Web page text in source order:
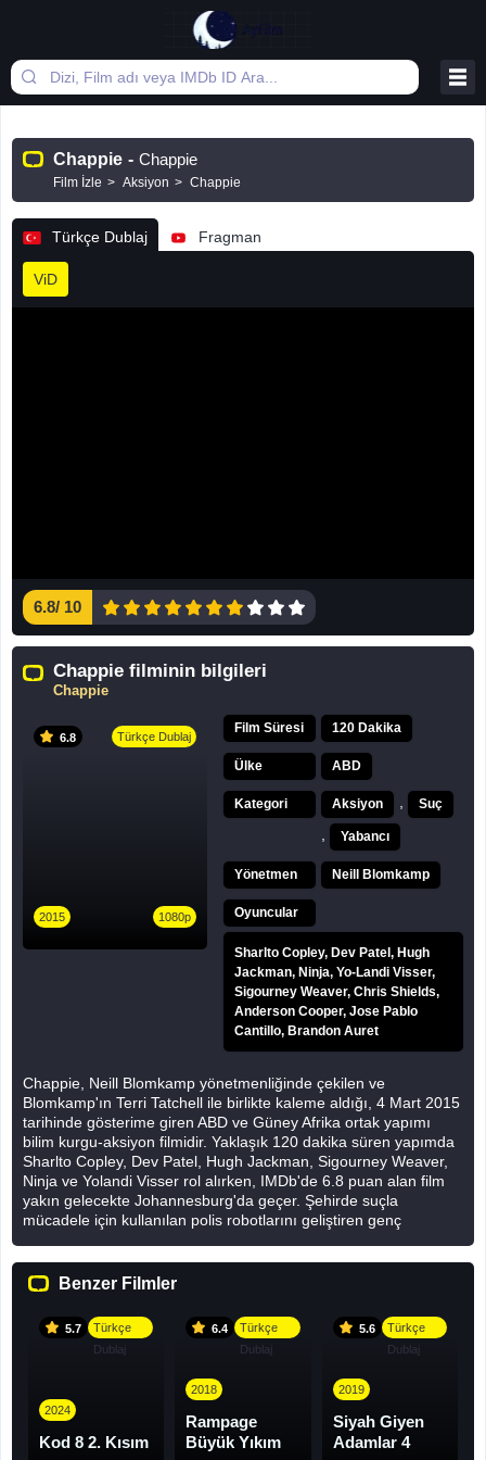
Chappie - Chappie
Film İzle Aksiyon Chappie
Türkçe Dublaj Fragman
ViD
6.8/ 10
Chappie filminin bilgileri
Chappie
6.8 Türkçe Dublaj
2015 1080p
Film Süresi 120 Dakika
Ülke ABD
Kategori Aksiyon Suç
Yabancı
Yönetmen Neill Blomkamp
Oyuncular
Sharlto Copley, Dev Patel, Hugh
Jackman, Ninja, Yo-Landi Visser,
Sigourney Weaver, Chris Shields,
Anderson Cooper, Jose Pablo
Cantillo, Brandon Auret
Chappie, Neill Blomkamp yönetmenliğinde çekilen ve
Blomkamp'ın Terri Tatchell ile birlikte kaleme aldığı, 4 Mart 2015
tarihinde gösterime giren ABD ve Güney Afrika ortak yapımı
bilim kurgu-aksiyon filmidir. Yaklaşık 120 dakika süren yapımda
Sharlto Copley, Dev Patel, Hugh Jackman, Sigourney Weaver,
Ninja ve Yolandi Visser rol alırken, IMDb'de 6.8 puan alan film
yakın gelecekte Johannesburg'da geçer. Şehirde suçla
mücadele için kullanılan polis robotlarını geliştiren genç
hurdaya ayrılmış bir robota yükleyerek düşünebilen ve
hissedebilen ilk makineyi ortaya çıkarır. Chappie adını verdiği
Yolandi ve Amerika adlı suç çetesinin eline düşer. Başlangıçta
onu büyük bir soygunda kullanmayı planlayan çete, zamanla
Chappie'nin çocuk gibi öğrenen ve çevresinden etkilenen bir
bilince sahip olduğunu fark eder. Deon fırsat buldukça
Chappie'ye doğruyu öğretmeye çalışırken, rakibi Vincent Moore
ise kendi geliştirdiği ağır silahlı Moose adlı robotun devreye
alınmasını istemektedir. Chappie resim yapmayı, konuşmayı ve
karar vermeyi öğrenirken polis tarafından aranan bir hedef
Benzer Filmler
5.7
Türkçe
Dublaj
2024
Kod 8 2. Kısım
6.4
Türkçe
Dublaj
2018
Rampage
Büyük Yıkım
5.6
Türkçe
Dublaj
2019
Siyah Giyen
Adamlar 4